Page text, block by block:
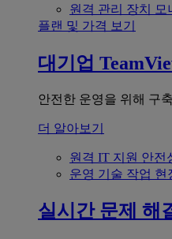
원격 관리 장치 모
플랜 및 가격 보기
대기업
안전한 운영을 위해 구
더 알아보기
원격 IT 지원 안전
운영 기술 작업 현
실시간 문제 해